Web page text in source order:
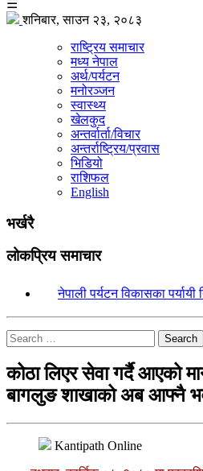
☰
शनिबार, साउन २३, २०८३
राष्ट्रिय समाचार
मध्य नेपाल
अर्थ/पर्यटन
मनोरञ्जन
स्वास्थ्य
खेलकुद
अन्तर्वार्ता/विचार
अन्तर्राष्ट्रिय/प्रवास
भिडियो
राशिफल
English
भर्खरै
लोकप्रिय समाचार
नेपाली पर्यटन विकासका पर्यायी
Search
कोठा लिएर सेवा गर्दै आएको
बागलुङ शाखाको अब आफ्नै
Kantipath Online